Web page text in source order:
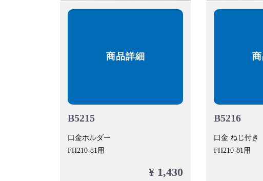
商品詳細
B5215
口金ホルダー
FH210-81用
¥ 1,430
B5216
口金 ねじ付き
FH210-81用